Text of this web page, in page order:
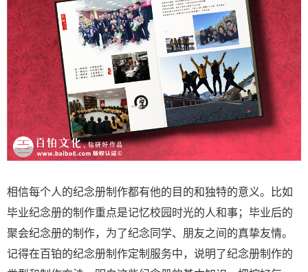
相信每个人的纪念册制作都有他的目的和独特的意义。比如
毕业纪念册的制作重点是记忆校园时光的人和事；毕业后的
聚会纪念册的制作，为了纪念同学、朋友之间的真挚友情。
记得在百铂的纪念册制作定制服务中，说明了纪念册制作的